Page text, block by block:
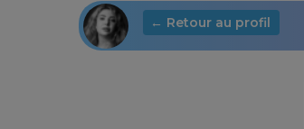
← Retour au profil